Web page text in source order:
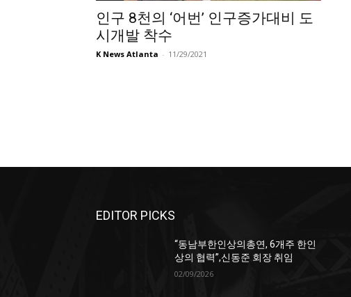
인구 8천의 ‘어번’ 인구증가대비 도
시개발 착수
K News Atlanta - 11/29/2021
EDITOR PICKS
“동남부한인상의총연, 6개주 한인
상의 협력”,신동준 회장 취임
02/09/2026